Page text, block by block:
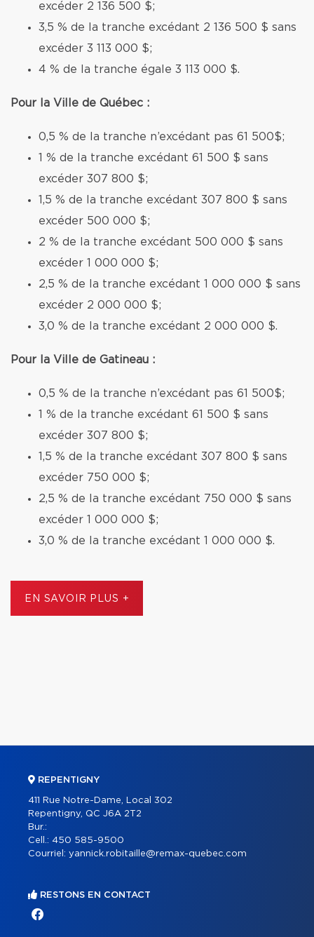
excéder 2 136 500 $;
3,5 % de la tranche excédant 2 136 500 $ sans
excéder 3 113 000 $;
4 % de la tranche égale 3 113 000 $.
Pour la Ville de Québec :
0,5 % de la tranche n’excédant pas 61 500$;
1 % de la tranche excédant 61 500 $ sans
excéder 307 800 $;
1,5 % de la tranche excédant 307 800 $ sans
excéder 500 000 $;
2 % de la tranche excédant 500 000 $ sans
excéder 1 000 000 $;
2,5 % de la tranche excédant 1 000 000 $ sans
excéder 2 000 000 $;
3,0 % de la tranche excédant 2 000 000 $.
Pour la Ville de Gatineau :
0,5 % de la tranche n’excédant pas 61 500$;
1 % de la tranche excédant 61 500 $ sans
excéder 307 800 $;
1,5 % de la tranche excédant 307 800 $ sans
excéder 750 000 $;
2,5 % de la tranche excédant 750 000 $ sans
excéder 1 000 000 $;
3,0 % de la tranche excédant 1 000 000 $.
EN SAVOIR PLUS +
REPENTIGNY
411 Rue Notre-Dame, Local 302
Repentigny, QC J6A 2T2
Bur.:
Cell.: 450 585-9500
Courriel: yannick.robitaille@remax-quebec.com
RESTONS EN CONTACT